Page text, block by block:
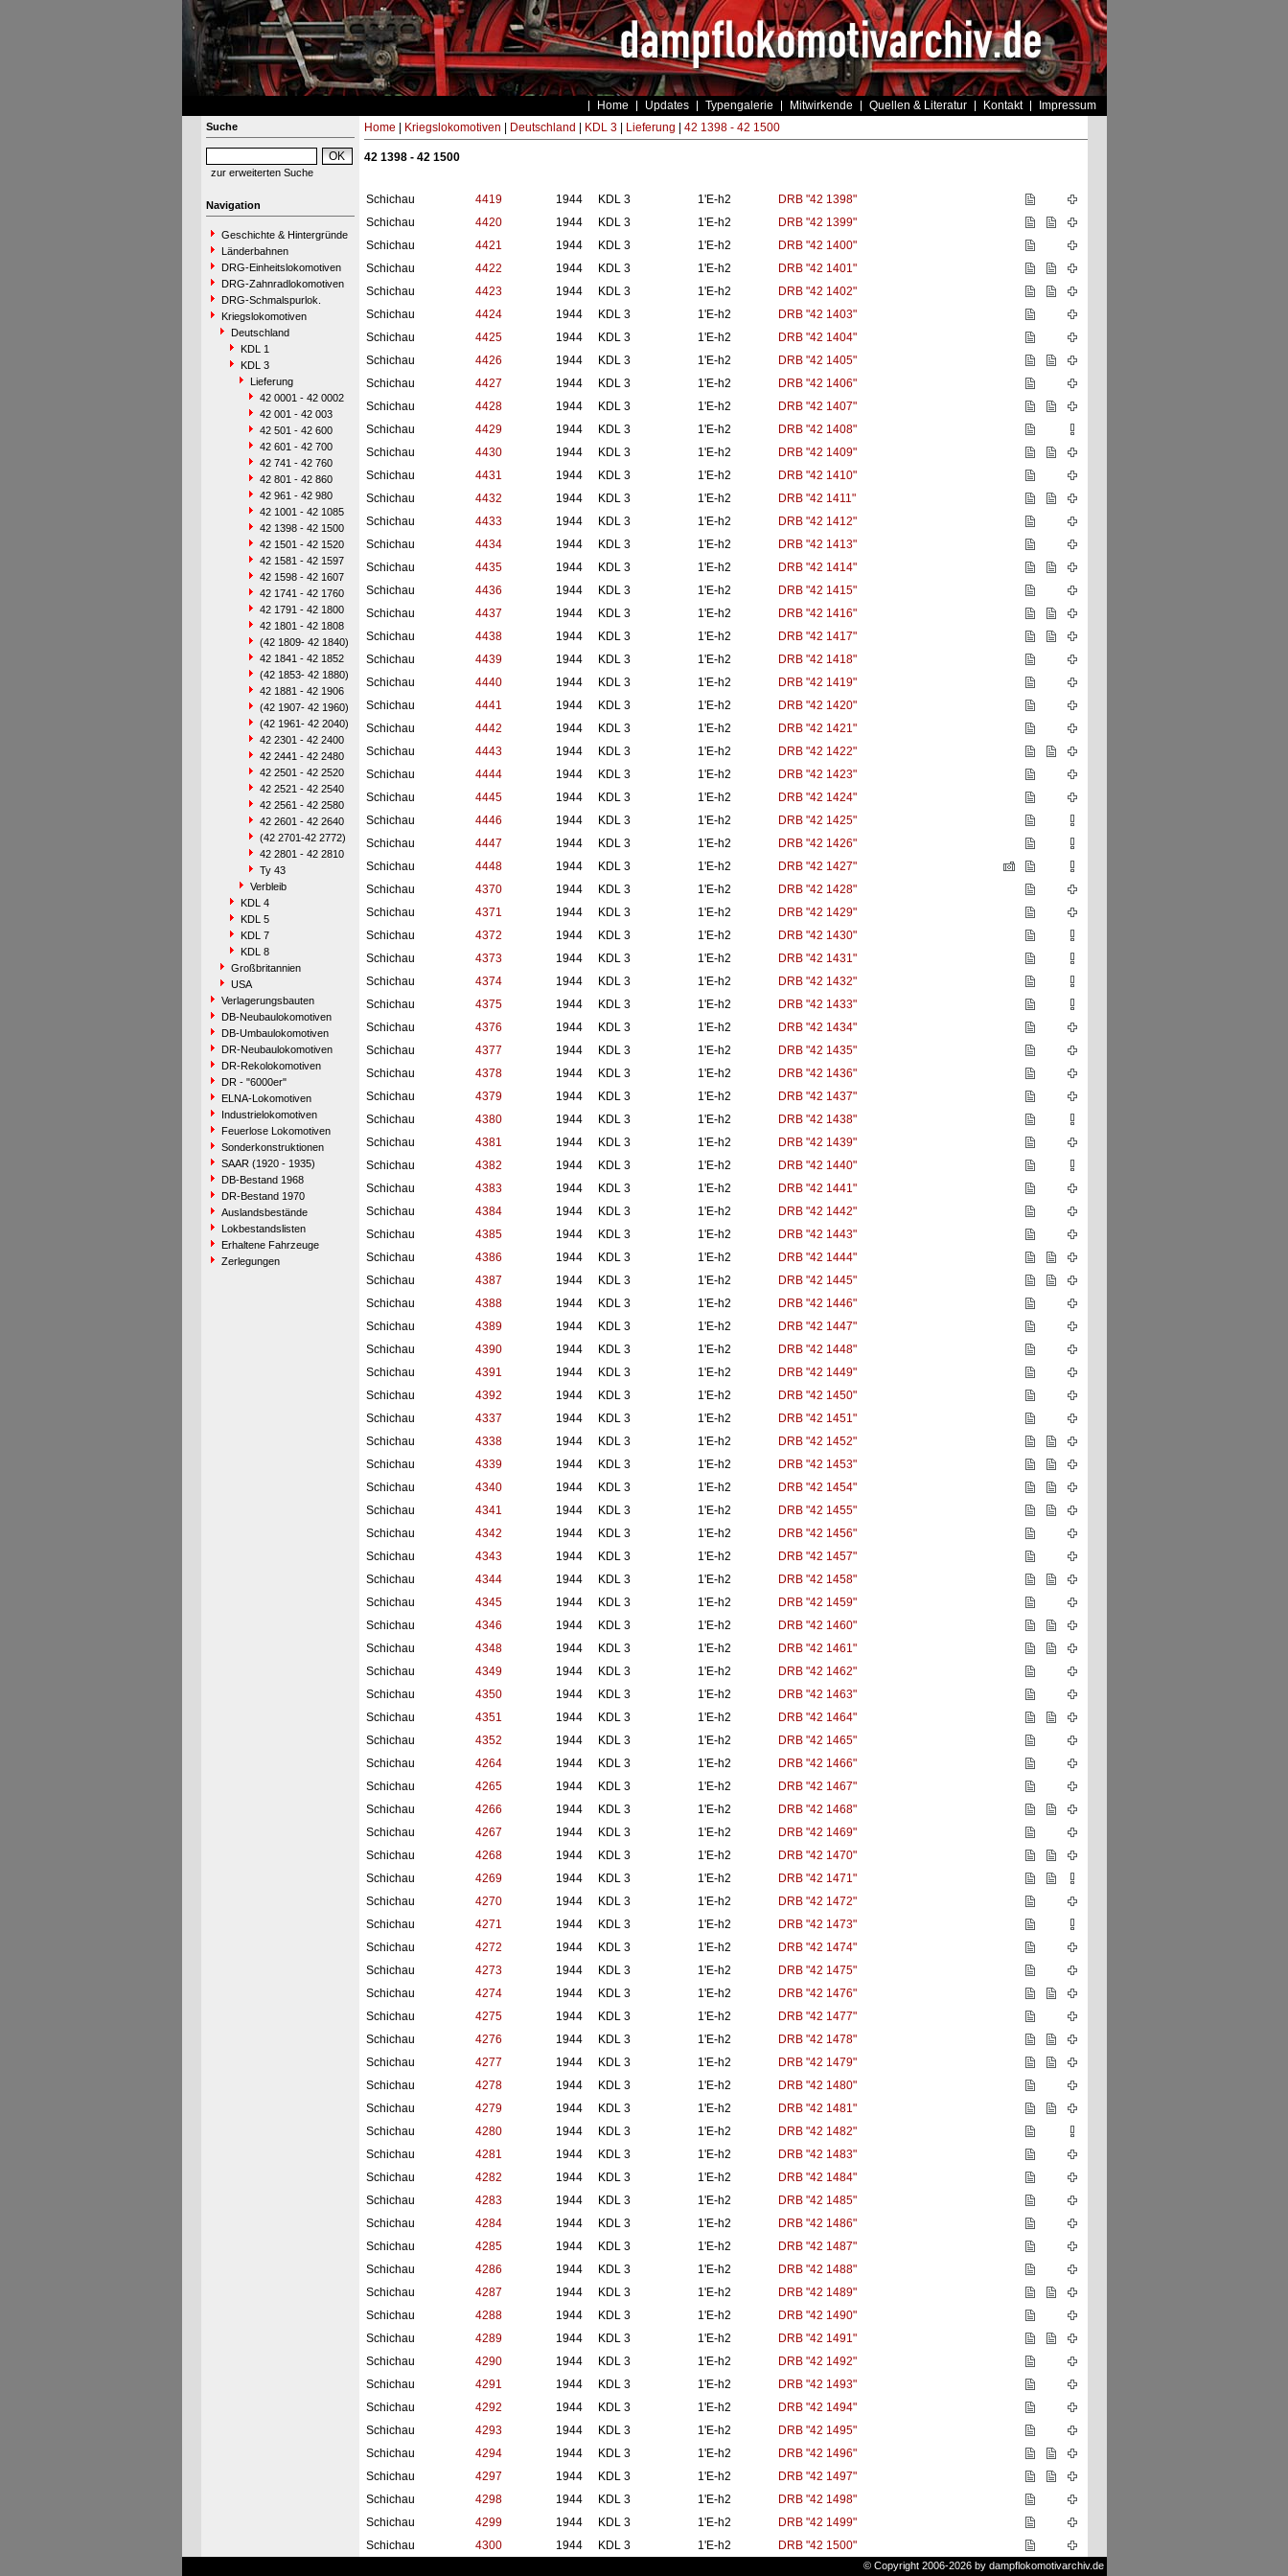
Home Updates Typengalerie Mitwirkende Quellen & Literatur Kontakt Impressum
Suche
zur erweiterten Suche
Navigation
Geschichte & Hintergründe
Länderbahnen
DRG-Einheitslokomotiven
DRG-Zahnradlokomotiven
DRG-Schmalspurlok.
Kriegslokomotiven
Deutschland
KDL 1
KDL 3
Lieferung
42 0001 - 42 0002
42 001 - 42 003
42 501 - 42 600
42 601 - 42 700
42 741 - 42 760
42 801 - 42 860
42 961 - 42 980
42 1001 - 42 1085
42 1398 - 42 1500
42 1501 - 42 1520
42 1581 - 42 1597
42 1598 - 42 1607
42 1741 - 42 1760
42 1791 - 42 1800
42 1801 - 42 1808
(42 1809- 42 1840)
42 1841 - 42 1852
(42 1853- 42 1880)
42 1881 - 42 1906
(42 1907- 42 1960)
(42 1961- 42 2040)
42 2301 - 42 2400
42 2441 - 42 2480
42 2501 - 42 2520
42 2521 - 42 2540
42 2561 - 42 2580
42 2601 - 42 2640
(42 2701-42 2772)
42 2801 - 42 2810
Ty 43
Verbleib
KDL 4
KDL 5
KDL 7
KDL 8
Großbritannien
USA
Verlagerungsbauten
DB-Neubaulokomotiven
DB-Umbaulokomotiven
DR-Neubaulokomotiven
DR-Rekolokomotiven
DR - "6000er"
ELNA-Lokomotiven
Industrielokomotiven
Feuerlose Lokomotiven
Sonderkonstruktionen
SAAR (1920 - 1935)
DB-Bestand 1968
DR-Bestand 1970
Auslandsbestände
Lokbestandslisten
Erhaltene Fahrzeuge
Zerlegungen
Home Kriegslokomotiven Deutschland KDL 3| Lieferung 42 1398 - 42 1500
42 1398 - 42 1500
Schichau 4419 1944 KDL 3 1'E-h2
DRB "42 1398"
Schichau
4420 1944 KDL 3 1'E-h2
DRB "42 1399"
Schichau
4421 1944 KDL 3 1'E-h2
DRB "42 1400"
Schichau
4422 1944 KDL 3 1'E-h2
DRB "42 1401"
Schichau
4423 1944 KDL 3 1'E-h2
DRB "42 1402"
Schichau
4424 1944 KDL 3 1'E-h2
DRB "42 1403"
Schichau
4425 1944 KDL 3 1'E-h2
DRB "42 1404"
Schichau
4426 1944 KDL 3 1'E-h2
DRB "42 1405"
Schichau
4427 1944 KDL 3 1'E-h2
DRB "42 1406"
Schichau
4428 1944 KDL 3 1'E-h2
DRB "42 1407"
Schichau
4429 1944 KDL 3 1'E-h2
DRB "42 1408"
Schichau
4430 1944 KDL 3 1'E-h2
DRB "42 1409"
Schichau
4431 1944 KDL 3 1'E-h2
DRB "42 1410"
Schichau
4432 1944 KDL 3 1'E-h2
DRB "42 1411"
Schichau
4433 1944 KDL 3 1'E-h2
DRB "42 1412"
Schichau
4434 1944 KDL 3 1'E-h2
DRB "42 1413"
Schichau
4435 1944 KDL 3 1'E-h2
DRB "42 1414"
Schichau
4436 1944 KDL 3 1'E-h2
DRB "42 1415"
Schichau
4437 1944 KDL 3 1'E-h2
DRB "42 1416"
Schichau
4438 1944 KDL 3 1'E-h2
DRB "42 1417"
Schichau
4439 1944 KDL 3 1'E-h2
DRB "42 1418"
Schichau
4440 1944 KDL 3 1'E-h2
DRB "42 1419"
Schichau
4441 1944 KDL 3 1'E-h2
DRB "42 1420"
Schichau
4442 1944 KDL 3 1'E-h2
DRB "42 1421"
Schichau
4443 1944 KDL 3 1'E-h2
DRB "42 1422"
Schichau
4444 1944 KDL 3 1'E-h2
DRB "42 1423"
Schichau
4445 1944 KDL 3 1'E-h2
DRB "42 1424"
Schichau
4446 1944 KDL 3 1'E-h2
DRB "42 1425"
Schichau
4447 1944 KDL 3 1'E-h2
DRB "42 1426"
Schichau
4448 1944 KDL 3 1'E-h2
DRB "42 1427"
Schichau
4370 1944 KDL 3 1'E-h2
DRB "42 1428"
Schichau
4371 1944 KDL 3 1'E-h2
DRB "42 1429"
Schichau
4372 1944 KDL 3 1'E-h2
DRB "42 1430"
Schichau
4373 1944 KDL 3 1'E-h2
DRB "42 1431"
Schichau
4374 1944 KDL 3 1'E-h2
DRB "42 1432"
Schichau
4375 1944 KDL 3 1'E-h2
DRB "42 1433"
Schichau
4376 1944 KDL 3 1'E-h2
DRB "42 1434"
Schichau
4377 1944 KDL 3 1'E-h2
DRB "42 1435"
Schichau
4378 1944 KDL 3 1'E-h2
DRB "42 1436"
Schichau
4379 1944 KDL 3 1'E-h2
DRB "42 1437"
Schichau
4380 1944 KDL 3 1'E-h2
DRB "42 1438"
Schichau
4381 1944 KDL 3 1'E-h2
DRB "42 1439"
Schichau
4382 1944 KDL 3 1'E-h2
DRB "42 1440"
Schichau
4383 1944 KDL 3 1'E-h2
DRB "42 1441"
Schichau
4384 1944 KDL 3 1'E-h2
DRB "42 1442"
Schichau
4385 1944 KDL 3 1'E-h2
DRB "42 1443"
Schichau
4386 1944 KDL 3 1'E-h2
DRB "42 1444"
Schichau
4387 1944 KDL 3 1'E-h2
DRB "42 1445"
Schichau
4388 1944 KDL 3 1'E-h2
DRB "42 1446"
Schichau
4389 1944 KDL 3 1'E-h2
DRB "42 1447"
Schichau
4390 1944 KDL 3 1'E-h2
DRB "42 1448"
Schichau
4391 1944 KDL 3 1'E-h2
DRB "42 1449"
Schichau
4392 1944 KDL 3 1'E-h2
DRB "42 1450"
Schichau
4337 1944 KDL 3 1'E-h2
DRB "42 1451"
Schichau
4338 1944 KDL 3 1'E-h2
DRB "42 1452"
Schichau
4339 1944 KDL 3 1'E-h2
DRB "42 1453"
Schichau
4340 1944 KDL 3 1'E-h2
DRB "42 1454"
Schichau
4341 1944 KDL 3 1'E-h2
DRB "42 1455"
Schichau
4342 1944 KDL 3 1'E-h2
DRB "42 1456"
Schichau
4343 1944 KDL 3 1'E-h2
DRB "42 1457"
Schichau
4344 1944 KDL 3 1'E-h2
DRB "42 1458"
Schichau
4345 1944 KDL 3 1'E-h2
DRB "42 1459"
Schichau
4346 1944 KDL 3 1'E-h2
DRB "42 1460"
Schichau
4348 1944 KDL 3 1'E-h2
DRB "42 1461"
Schichau
4349 1944 KDL 3 1'E-h2
DRB "42 1462"
Schichau
4350 1944 KDL 3 1'E-h2
DRB "42 1463"
Schichau
4351 1944 KDL 3 1'E-h2
DRB "42 1464"
Schichau
4352 1944 KDL 3 1'E-h2
DRB "42 1465"
Schichau
4264 1944 KDL 3 1'E-h2
DRB "42 1466"
Schichau
4265 1944 KDL 3 1'E-h2
DRB "42 1467"
Schichau
4266 1944 KDL 3 1'E-h2
DRB "42 1468"
Schichau
4267 1944 KDL 3 1'E-h2
DRB "42 1469"
Schichau
4268 1944 KDL 3 1'E-h2
DRB "42 1470"
Schichau
4269 1944 KDL 3 1'E-h2
DRB "42 1471"
Schichau
4270 1944 KDL 3 1'E-h2
DRB "42 1472"
Schichau
4271 1944 KDL 3 1'E-h2
DRB "42 1473"
Schichau
4272 1944 KDL 3 1'E-h2
DRB "42 1474"
Schichau
4273 1944 KDL 3 1'E-h2
DRB "42 1475"
Schichau
4274 1944 KDL 3 1'E-h2
DRB "42 1476"
Schichau
4275 1944 KDL 3 1'E-h2
DRB "42 1477"
Schichau
4276 1944 KDL 3 1'E-h2
DRB "42 1478"
Schichau
4277 1944 KDL 3 1'E-h2
DRB "42 1479"
Schichau
4278 1944 KDL 3 1'E-h2
DRB "42 1480"
Schichau
4279 1944 KDL 3 1'E-h2
DRB "42 1481"
Schichau
4280 1944 KDL 3 1'E-h2
DRB "42 1482"
Schichau
4281 1944 KDL 3 1'E-h2
DRB "42 1483"
Schichau
4282 1944 KDL 3 1'E-h2
DRB "42 1484"
Schichau
4283 1944 KDL 3 1'E-h2
DRB "42 1485"
Schichau
4284 1944 KDL 3 1'E-h2
DRB "42 1486"
Schichau
4285 1944 KDL 3 1'E-h2
DRB "42 1487"
Schichau
4286 1944 KDL 3 1'E-h2
DRB "42 1488"
Schichau
4287 1944 KDL 3 1'E-h2
DRB "42 1489"
Schichau
4288 1944 KDL 3 1'E-h2
DRB "42 1490"
Schichau
4289 1944 KDL 3 1'E-h2
DRB "42 1491"
Schichau
4290 1944 KDL 3 1'E-h2
DRB "42 1492"
Schichau
4291 1944 KDL 3 1'E-h2
DRB "42 1493"
Schichau
4292 1944 KDL 3 1'E-h2
DRB "42 1494"
Schichau
4293 1944 KDL 3 1'E-h2
DRB "42 1495"
Schichau
4294 1944 KDL 3 1'E-h2
DRB "42 1496"
Schichau
4297 1944 KDL 3 1'E-h2
DRB "42 1497"
Schichau
4298 1944 KDL 3 1'E-h2
DRB "42 1498"
Schichau
4299 1944 KDL 3 1'E-h2
DRB "42 1499"
Schichau
4300 1944 KDL 3 1'E-h2 DRB "42 1500"
© Copyright 2006-2026 by dampflokomotivarchiv.de